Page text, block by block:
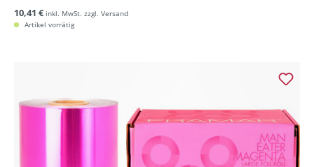
10,41 € inkl. MwSt. zzgl. Versand
Artikel vorrätig